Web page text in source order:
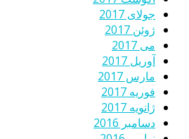
جولای 2017
ژوئن 2017
می 2017
آوریل 2017
مارس 2017
فوریه 2017
ژانویه 2017
دسامبر 2016